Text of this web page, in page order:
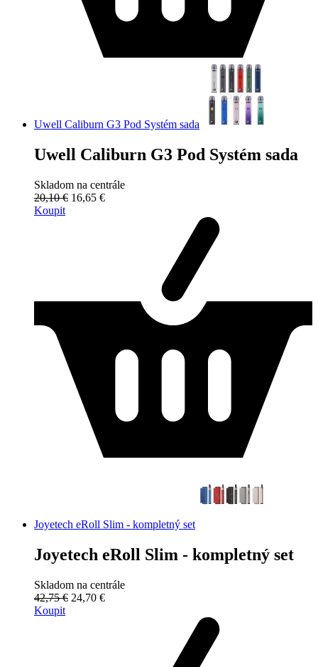
Uwell Caliburn G3 Pod Systém sada
Uwell Caliburn G3 Pod Systém sada
Skladom na centrále
20,10 € 16,65 €
Koupit
Joyetech eRoll Slim - kompletný set
Joyetech eRoll Slim - kompletný set
Skladom na centrále
42,75 € 24,70 €
Koupit